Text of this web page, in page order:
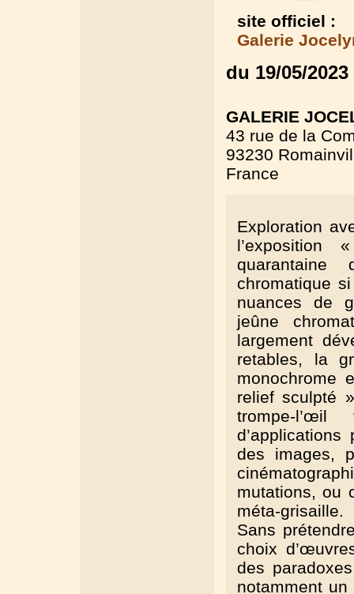
site officiel :
Galerie
du 19/05/
GALERIE
43 rue de la
93230
France
Exploration
l’exposition
chromatique
nuances de
jeûne
largement
retables, la
monochrome
relief sculpté
trompe-
des images,
mutations, ou
méta-grisaille.
Sans
choix
des
notamment